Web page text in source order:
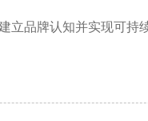
品牌认知并实现可持续